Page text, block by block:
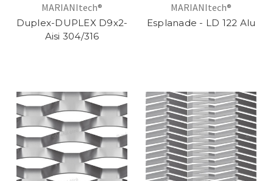
MARIANItech®
Duplex-DUPLEX D9x2-
Aisi 304/316
MARIANItech®
Esplanade - LD 122 Alu